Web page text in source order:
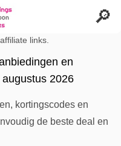
links.
en
2026
kortingscodes en
de beste deal en